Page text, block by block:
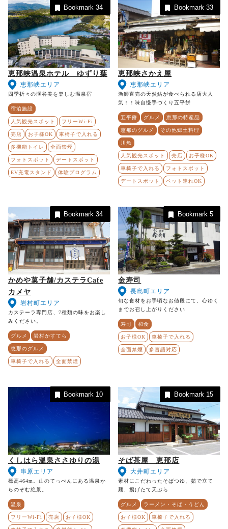
恵那峡温泉ホテル ゆずり葉
恵那峡エリア
四季折々の渓谷美を楽しむ温泉宿
宿泊施設
人気観光スポット フリーWi-Fi
売店 お子様OK 車椅子で入れる
多機能トイレ 全面禁煙
フォトスポット デートスポット
EV充電スタンド 体験プログラム
Bookmark34
恵那峡さかえ屋
恵那峡エリア
漁師直売の天然鮎が食べられる店大人
気！！味自慢手づくり五平餅
五平餅 グルメ 恵那の特産品
恵那のグルメ その他郷土料理
川魚
人気観光スポット 売店 お子様OK
車椅子で入れる フォトスポット
デートスポット ペット連れOK
Bookmark 33
かめや菓子舗/カステラCafe
カメヤ
岩村町エリア
カステーラ専門店、7種類の味をお楽し
みください。
グルメ 岩村かすてら
恵那のグルメ
車椅子で入れる 全面禁煙
Bookmark34
金寿司
長島町エリア
旬な食材をお手頃なお値段にて、心ゆく
までお召し上がりください
寿司 和食
お子様OK 車椅子で入れる
全面禁煙 多言語対応
Bookmark 5
くしはら温泉ささゆりの湯
串原エリア
標高464m。山のてっぺんにある温泉か
らのぞむ絶景。
温泉
フリーWi-Fi 売店 お子様OK
Bookmark 10
そば茶屋 恵那店
大井町エリア
素材にこだわったそばつゆ、茹で立て
麺、揚げたて天ぷら
グルメ ラーメン・そば・うどん
お子様OK 車椅子で入れる
Bookmark 15